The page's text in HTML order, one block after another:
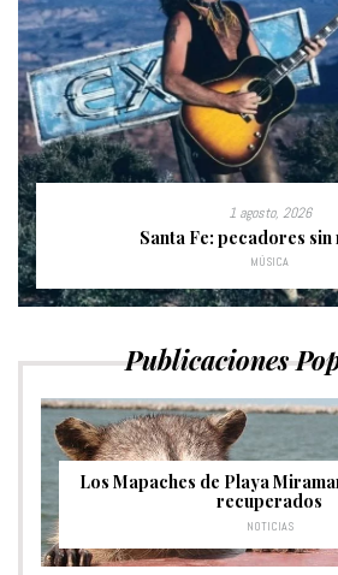
1 agosto, 2026
Santa Fe: pecadores
MÚSICA
Publicaciones
Los Mapaches de Playa
recuperados
NOTICIAS